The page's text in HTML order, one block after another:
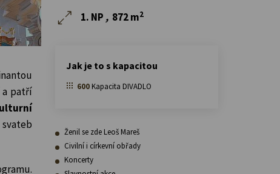
a patří
1. NP , 872 m2
Jak je to s kapacitou
600Kapacita DIVADLO
Ženil se zde Leoš Mareš
Civilní i církevní obřady
Koncerty